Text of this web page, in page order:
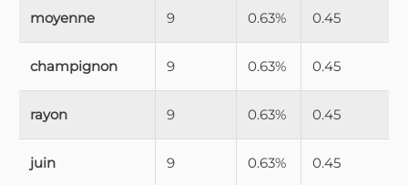
moyenne 9 0.63% 0.45
champignon 9 0.63% 0.45
rayon 9 0.63% 0.45
juin 9 0.63% 0.45